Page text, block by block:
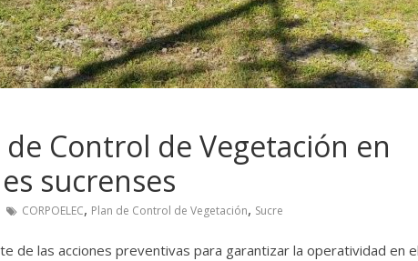
de Control de Vegetación en
sucrenses
CORPOELEC, Plan de Control de Vegetación, Sucre
de las acciones preventivas para garantizar la operatividad en